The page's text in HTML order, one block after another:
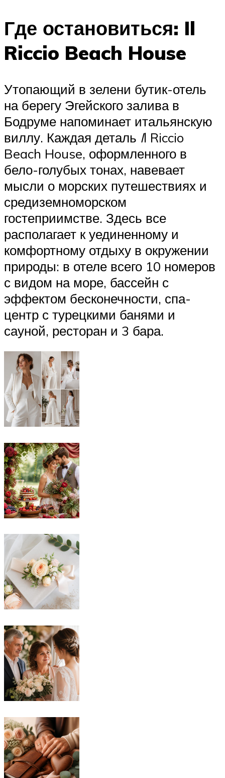
Где остановиться: Il
Riccio Beach House
Утопающий в зелени бутик-отель
на берегу Эгейского залива в
Бодруме напоминает итальянскую
виллу. Каждая деталь Il Riccio
Beach House, оформленного в
бело-голубых тонах, навевает
мысли о морских путешествиях и
средиземноморском
гостеприимстве. Здесь все
располагает к уединенному и
комфортному отдыху в окружении
природы: в отеле всего 10 номеров
с видом на море, бассейн с
эффектом бесконечности, спа-
центр с турецкими банями и
сауной, ресторан и 3 бара.